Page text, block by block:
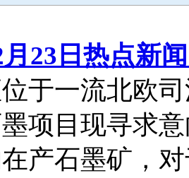
月23日热点新
于一流北欧
项目现寻求
产石墨矿，